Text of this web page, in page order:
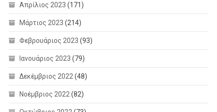
Απρίλιος 2023 (171)
Μάρτιος 2023 (214)
Φεβρουάριος 2023 (93)
Ιανουάριος 2023 (79)
Δεκέμβριος 2022 (48)
Νοέμβριος 2022 (82)